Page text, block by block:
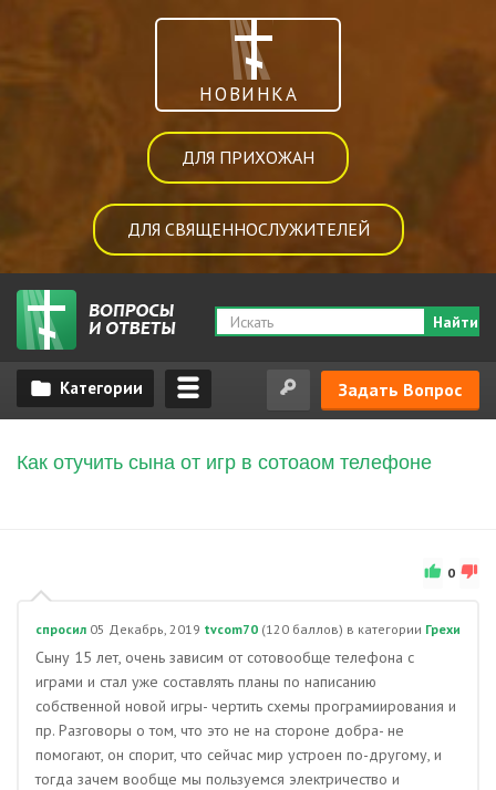
НОВИНКА
ДЛЯ ПРИХОЖАН
ДЛЯ СВЯЩЕННОСЛУЖИТЕЛЕЙ
Найти
Задать Вопрос
Как отучить сына от игр в сотоаом телефоне
0
спросил 05 Декабрь, 2019 tvcom70 (120 баллов) в категории Грехи
Сыну 15 лет, очень зависим от сотовообще телефона с
играми и стал уже составлять планы по написанию
собственной новой игры- чертить схемы програмиирования и
пр. Разговоры о том, что это не на стороне добра- не
помогают, он спорит, что сейчас мир устроен по-другому, и
тогда зачем вообще мы пользуемся электричество и